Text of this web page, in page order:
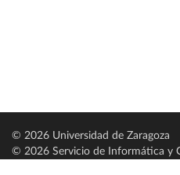
© 2026 Universidad de Zaragoza
© 2026 Servicio de Informática y